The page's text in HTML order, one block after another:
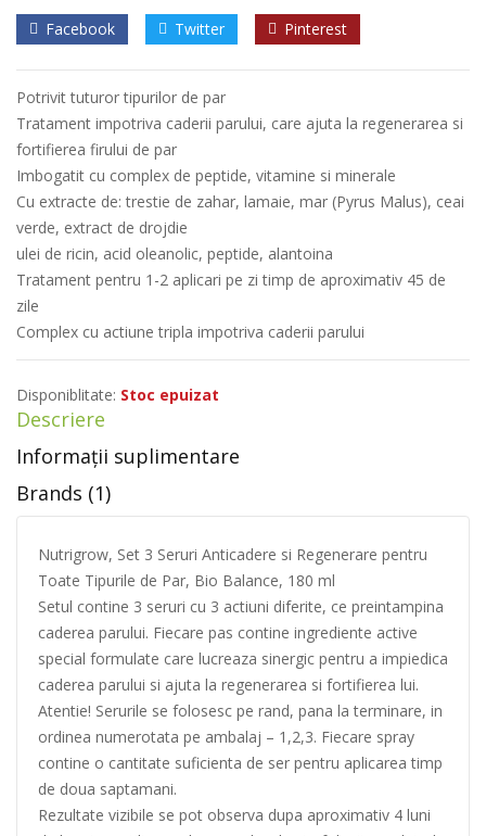
Facebook Twitter Pinterest
Potrivit tuturor tipurilor de par
Tratament impotriva caderii parului, care ajuta la regenerarea si
fortifierea firului de par
Imbogatit cu complex de peptide, vitamine si minerale
Cu extracte de: trestie de zahar, lamaie, mar (Pyrus Malus), ceai
verde, extract de drojdie
ulei de ricin, acid oleanolic, peptide, alantoina
Tratament pentru 1-2 aplicari pe zi timp de aproximativ 45 de
zile
Complex cu actiune tripla impotriva caderii parului
Disponiblitate: Stoc epuizat
Descriere
Informații suplimentare
Brands (1)
Nutrigrow, Set 3 Seruri Anticadere si Regenerare pentru
Toate Tipurile de Par, Bio Balance, 180 ml
Setul contine 3 seruri cu 3 actiuni diferite, ce preintampina
caderea parului. Fiecare pas contine ingrediente active
special formulate care lucreaza sinergic pentru a impiedica
caderea parului si ajuta la regenerarea si fortifierea lui.
Atentie! Serurile se folosesc pe rand, pana la terminare, in
ordinea numerotata pe ambalaj – 1,2,3. Fiecare spray
contine o cantitate suficienta de ser pentru aplicarea timp
de doua saptamani.
Rezultate vizibile se pot observa dupa aproximativ 4 luni